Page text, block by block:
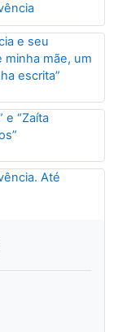
URL
e seu
minha mãe, um
escrita”
e “Zaíta
Até